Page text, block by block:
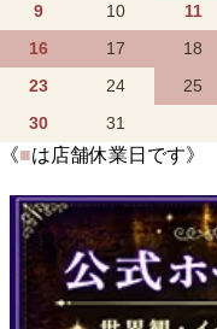
9
10 11
16
17 18
23
24 25
30
31
《■は店舗休業日です》